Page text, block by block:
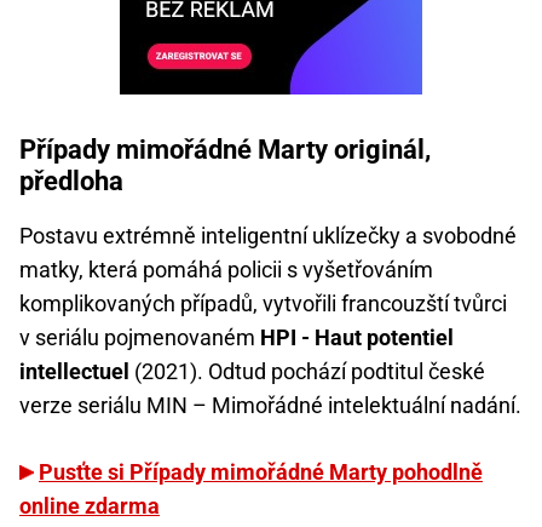
Případy mimořádné Marty originál,
předloha
Postavu extrémně inteligentní uklízečky a svobodné
matky, která pomáhá policii s vyšetřováním
komplikovaných případů, vytvořili francouzští tvůrci
v seriálu pojmenovaném HPI - Haut potentiel
intellectuel (2021). Odtud pochází podtitul české
verze seriálu MIN – Mimořádné intelektuální nadání.
Pusťte si Případy mimořádné Marty pohodlně
online zdarma